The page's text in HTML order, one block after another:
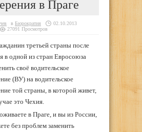
в Праге
в Бюрократия
02.10.2013
27091 Просмотров
третьей страны после
в одной из стран Евросоюза
своё водительское
(ВУ) на водительское
той страны, в которой живет,
это Чехия.
в Праге, и вы из России,
без проблем заменить